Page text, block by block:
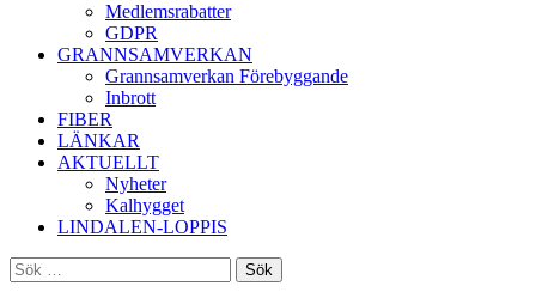
Medlemsrabatter
GDPR
GRANNSAMVERKAN
Grannsamverkan Förebyggande
Inbrott
FIBER
LÄNKAR
AKTUELLT
Nyheter
Kalhygget
LINDALEN-LOPPIS
Sök
efter: